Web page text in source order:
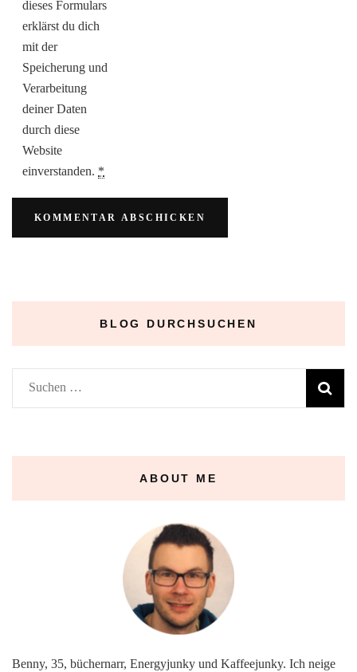
dieses Formulars
erklärst du dich
mit der
Speicherung und
Verarbeitung
deiner Daten
durch diese
Website
einverstanden. *
BLOG DURCHSUCHEN
Suchen
nach:
ABOUT ME
Benny, 35, büchernarr, Energyjunky und Kaffeejunky. Ich neige